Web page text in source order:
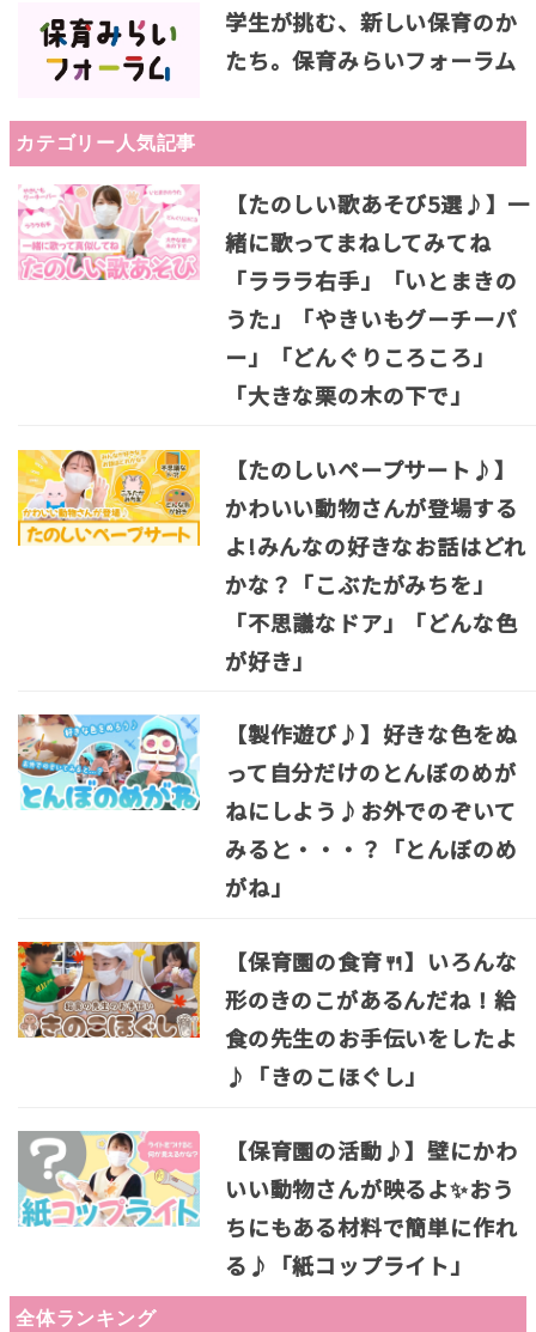
学生が挑む、新しい保育のか
たち。保育みらいフォーラム
カテゴリー人気記事
【たのしい歌あそび5選♪】一
緒に歌ってまねしてみてね
「ラララ右手」「いとまきの
うた」「やきいもグーチーパ
ー」「どんぐりころころ」
「大きな栗の木の下で」
【たのしいペープサート♪】
かわいい動物さんが登場する
よ!みんなの好きなお話はどれ
かな？「こぶたがみちを」
「不思議なドア」「どんな色
が好き」
【製作遊び♪】好きな色をぬ
って自分だけのとんぼのめが
ねにしよう♪お外でのぞいて
みると・・・？「とんぼのめ
がね」
【保育園の食育🍴】いろんな
形のきのこがあるんだね！給
食の先生のお手伝いをしたよ
♪「きのこほぐし」
【保育園の活動♪】壁にかわ
いい動物さんが映るよ✨おう
ちにもある材料で簡単に作れ
る♪「紙コップライト」
全体ランキング